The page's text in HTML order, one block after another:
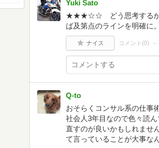
Yuki Sato
★★★☆☆ どう思考するかよ
ば及第点のラインを明確に。
ナイス コメント(0)
Q-to
おそらくコンサル系の仕事
社会人3年目なので色々読
直すのが良いかもしれませ
て言っていることが大事な